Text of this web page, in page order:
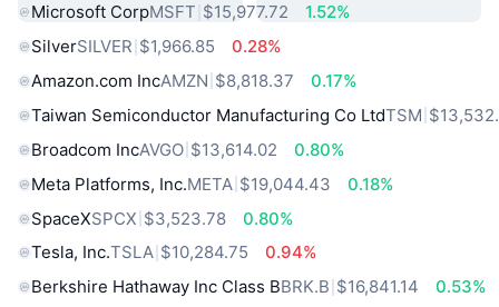
Microsoft CorpMSFT $15,977.72
1.52%
SilverSILVER $1,966.85
0.28%
Amazon.com IncAMZN $8,818.37
0.17%
Taiwan Semiconductor Manufacturing Co LtdTSM
Broadcom IncAVGO $13,614.02
0.80%
Meta Platforms, Inc.META $19,044.43
0.18%
SpaceXSPCX $3,523.78
0.80%
Tesla, Inc.TSLA $10,284.75
0.94%
Berkshire Hathaway Inc Class BBRK.B $16,841.14
0.53%